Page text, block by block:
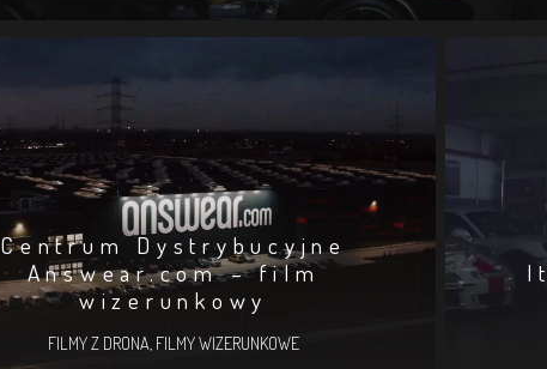
Centrum Dystrybucyjne
Answear.com – film
wizerunkowy
FILMY Z DRONA FILMY WIZERUNKOWE